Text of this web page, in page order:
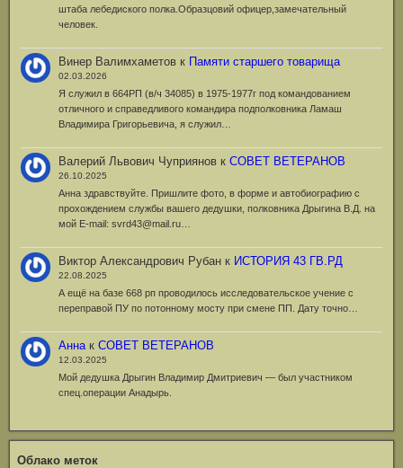
штаба лебедиского полка.Образцовий офицер,замечательный
человек.
Винер Валимхаметов к Памяти старшего товарища
02.03.2026
Я служил в 664РП (в/ч 34085) в 1975-1977г под командованием
отличного и справедливого командира подполковника Ламаш
Владимира Григорьевича, я служил…
Валерий Львович Чуприянов кСОВЕТ ВЕТЕРАНОВ
26.10.2025
Анна здравствуйте. Пришлите фото, в форме и автобиографию с
прохождением службы вашего дедушки, полковника Дрыгина В.Д. на
мой Е-mail: svrd43@mail.ru…
Виктор Александрович Рубан к ИСТОРИЯ 43 ГВ.РД
22.08.2025
А ещё на базе 668 рп проводилось исследовательское учение с
переправой ПУ по потонному мосту при смене ПП. Дату точно…
АннакСОВЕТ ВЕТЕРАНОВ
12.03.2025
Мой дедушка Дрыгин Владимир Дмитриевич — был участником
спец.операции Анадырь.
Облако меток